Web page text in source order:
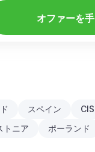
オファーを
スペイン CIS
トニア ポーランド